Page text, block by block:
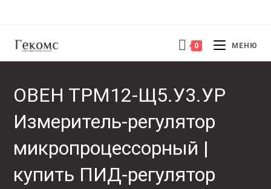
0 МЕНЮ
ОВЕН ТРМ12-Щ5.У3.УР
Измеритель-регулятор
микропроцессорный |
купить ПИД-регулятор